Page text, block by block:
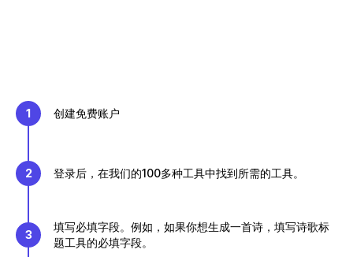
1 创建免费账户
2 登录后，在我们的100多种工具中找到所需的工具。
3
填写必填字段。例如，如果你想生成一首诗，填写诗歌标
题工具的必填字段。